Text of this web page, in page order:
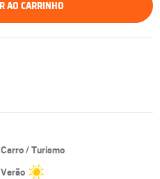
AO CARRINHO
Carro / Turismo
Verão